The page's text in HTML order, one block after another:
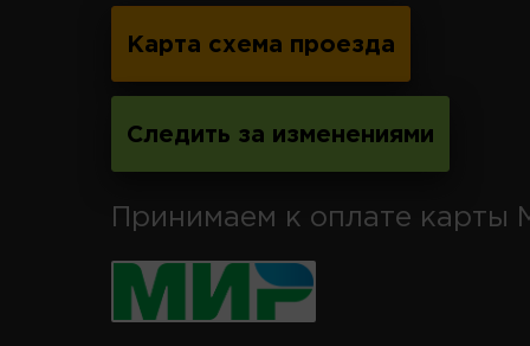
Карта схема проезда
Следить за изменениями
Принимаем к оплате карты